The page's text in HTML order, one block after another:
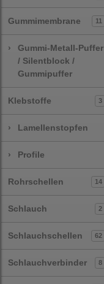
Gummimembrane 11
›
Gummi-Metall-Puffer
/ Silentblock /
Gummipuffer
Klebstoffe 3
› Lamellenstopfen
› Profile
Rohrschellen 14
Schlauch 2
Schlauchschellen 62
Schlauchverbinder 8